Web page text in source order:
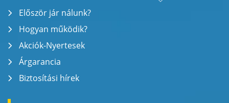
Először jár nálunk?
Hogyan működik?
Akciók-Nyertesek
Árgarancia
Biztosítási hírek